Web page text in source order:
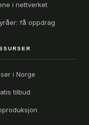
i nettverket
få oppdrag
i Norge
tilbud